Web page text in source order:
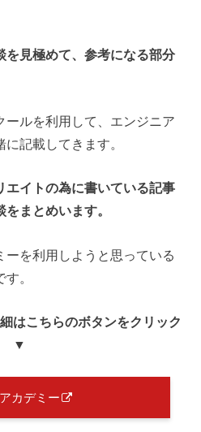
を見極めて、参考になる部分
ールを利用して、エンジニア
記載してきます。
エイトの為に書いている記事
まとめいます。
ーを利用しようと思っている
。
はこちらのボタンをクリック
▼
カデミー